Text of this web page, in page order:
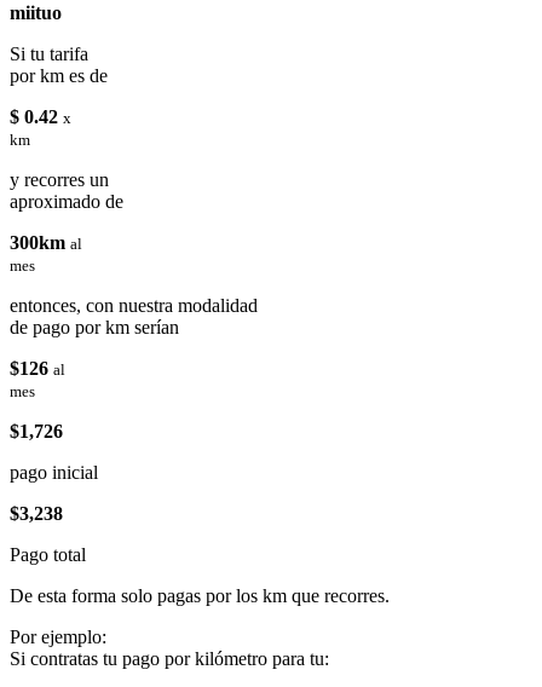
miituo
Si tu tarifa
por km es de
$ 0.42 x
km
y recorres un
aproximado de
300km al
mes
entonces, con nuestra modalidad
de pago por km serían
$126 al
mes
$1,726
pago inicial
$3,238
Pago total
De esta forma solo pagas por los km que recorres.
Por ejemplo:
Si contratas tu pago por kilómetro para tu: